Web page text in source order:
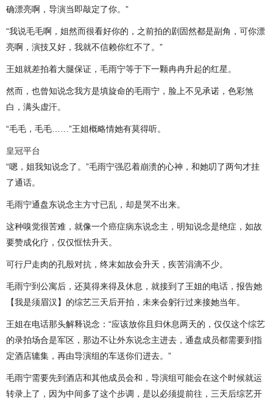
确漂亮啊，导演当即敲定了你。”
“我说毛毛啊，姐然而很看好你的，之前拍的剧固然都是副角，可你漂
亮啊，演技又好，我就不信赖你红不了。”
王姐就差拍着大腿保证，毛雨宁等于下一颗冉冉升起的红星。
然而，也曾知说念我方是填旋命的毛雨宁，脸上不见承诺，色彩煞
白，满头虚汗。
“毛毛，毛毛……”王姐概略情她有莫得听。
皇冠平台
“嗯，姐我知说念了。”毛雨宁强忍着崩溃的心神，和她叨了两句才挂
了通话。
毛雨宁通盘东说念主方寸已乱，却是哭不出来。
这种嗅觉很苦难，就像一个癌症病东说念主，明知说念是绝症，如故
要赞成化疗，仅仅恇怯升天。
可行尸走肉的孔殷对抗，终末如故会升天，疾苦涓滴不少。
毛雨宁到公寓后，还莫得来得及休息，就接到了王姐的电话，报告她
【我是须眉汉】的综艺三天后开拍，未来会躬行过来接她当年。
王姐在电话那头解释说念：“应该放你且归休息两天的，仅仅这个综艺
的录拍场合是军区，那边不让外东说念主进去，通盘成员都需要到指
定酒店辘集，再由导演组的车送你们进去。”
毛雨宁需要先到酒店和其他成员会和，导演组可能会在这个时候就运
转录上了，因为中间多了这个步调，是以必须提前往，三天后综艺开